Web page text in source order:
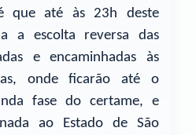
que até às 23h deste
a escolta reversa das
e encaminhadas às
onde ficarão até o
fase do certame, e
ao Estado de São